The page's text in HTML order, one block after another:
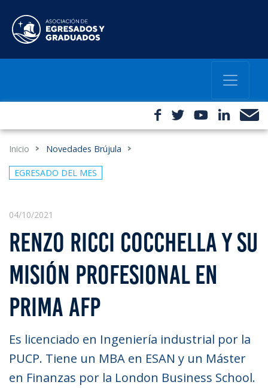
Inicio Novedades Brújula
EGRESADO DEL MES
04/10/2021
RENZO RICCI COCCHELLA Y SU
MISIÓN PROFESIONAL EN
PRIMA AFP
Es licenciado en Ingeniería industrial por la
PUCP. Tiene un MBA en ESAN y un Máster
en Finanzas por la London Business School.